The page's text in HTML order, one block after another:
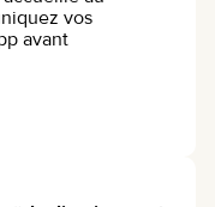
vos
avant